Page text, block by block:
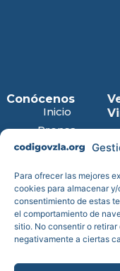
Para ofrecer las mejores
cookies para almacenar
consentimiento de estas
el comportamiento de
sitio. No consentir o
negativamente a ciertas
Conócenos
Inicio
Prensa
Blog
Reportes de
impacto
Cuentas
anuales
Estatutos